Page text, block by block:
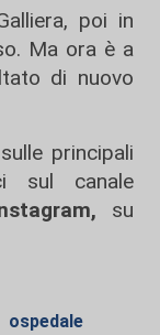
poi in
Ma ora è a
di nuovo
sulle principali
sul canale
, su
ospedale